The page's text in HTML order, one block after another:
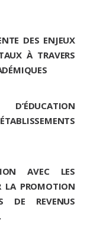
DES ENJEUX
À TRAVERS
AVEC LES
LA PROMOTION
DE REVENUS